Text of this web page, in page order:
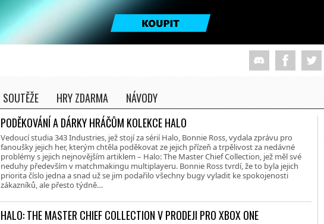
SOUTĚŽE HRY ZDARMA NÁVODY
PODĚKOVÁNÍ A DÁRKY HRÁČŮM KOLEKCE HALO
Vedoucí studia 343 Industries, jež stojí za sérií Halo, Bonnie Ross, vydala zprávu pro
fanoušky jejich her, kterým chtěla poděkovat ze jejich přízeň a trpělivost za nedávné
problémy s jejich nejnovějším artiklem – Halo: The Master Chief Collection, jež měl své
neduhy především v matchmakingu multiplayeru. Bonnie Ross tvrdí, že to byla jejich
priorita číslo jedna a snad už se jim podařilo všechny bugy vyladit ke spokojenosti
zákazníků, ale přesto týdně…
HALO: THE MASTER CHIEF COLLECTION V PRODEJI PRO XBOX ONE